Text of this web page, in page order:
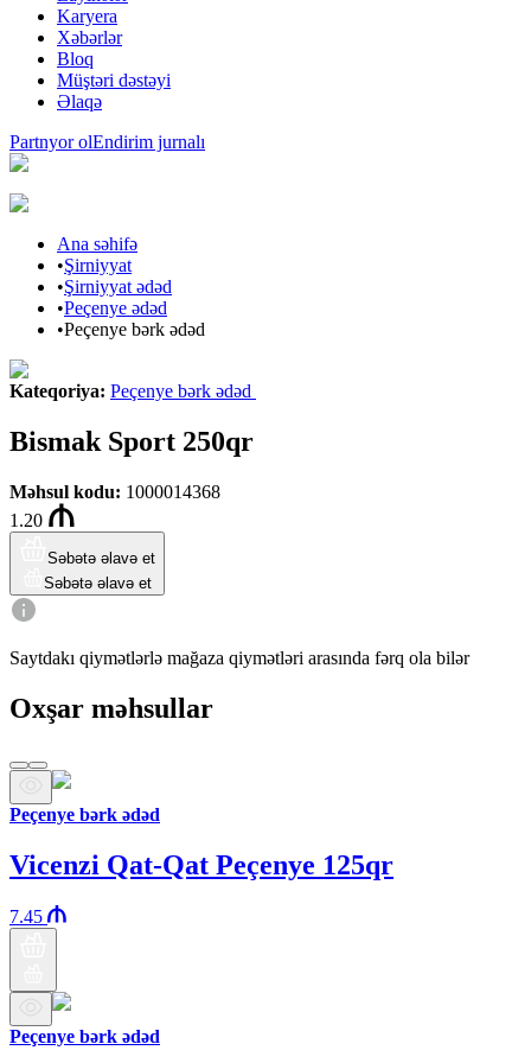
Karyera
Xəbərlər
Bloq
Müştəri dəstəyi
Əlaqə
Partnyor olEndirim jurnalı
Ana səhifə
•Şirniyyat
•Şirniyyat ədəd
•Peçenye ədəd
•Peçenye bərk ədəd
Kateqoriya: Peçenye bərk ədəd
Bismak Sport 250qr
Məhsul kodu: 1000014368
1.20
Səbətə əlavə et
Səbətə əlavə et
Saytdakı qiymətlərlə mağaza qiymətləri arasında fərq ola bilər
Oxşar məhsullar
Peçenye bərk ədəd
Vicenzi Qat-Qat Peçenye 125qr
7.45
Peçenye bərk ədəd